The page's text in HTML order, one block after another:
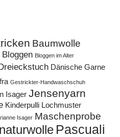
Baumwolle
Bloggen Bloggen im Alter
Dänische Garne
Gestrickter-Handwaschschuh
Isager Jensenyarn
Kinderpulli Lochmuster
Isager Maschenprobe
naturwolle Pascuali